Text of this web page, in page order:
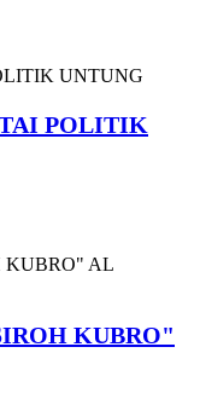
POLITIK
KUBRO"